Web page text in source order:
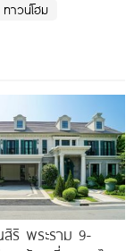
าวน์โฮม
ริ พระราม 9-